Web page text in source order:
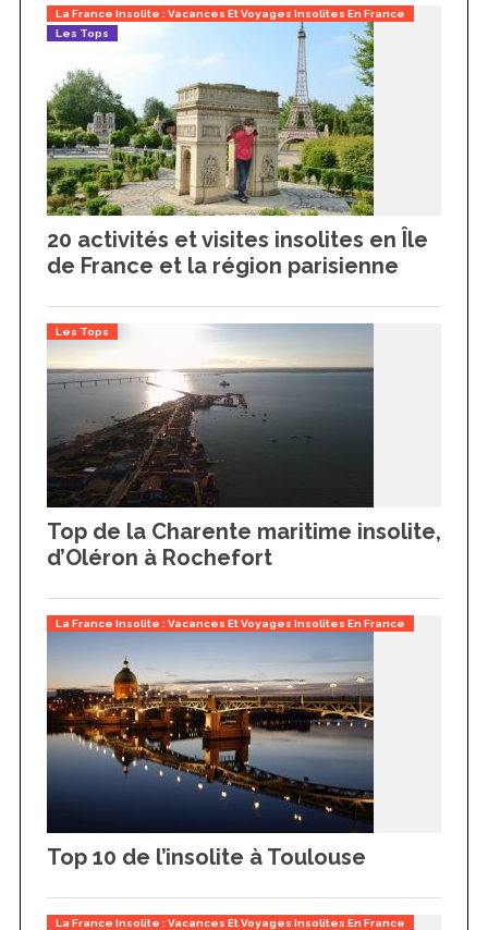
La France Insolite : Vacances Et Voyages Insolites En France
Les Tops
20 activités et visites insolites en Île
de France et la région parisienne
Les Tops
Top de la Charente maritime insolite,
d’Oléron à Rochefort
La France Insolite : Vacances Et Voyages Insolites En France
Top 10 de l’insolite à Toulouse
La France Insolite : Vacances Et Voyages Insolites En France